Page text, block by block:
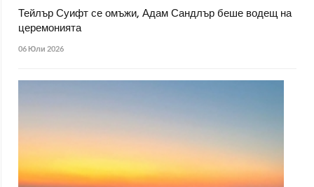
Тейлър Суифт се омъжи, Адам Сандлър беше водещ на
церемонията
06 Юли 2026